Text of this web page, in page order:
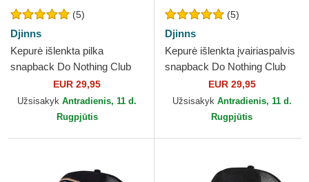
(5)
Djinns
Kepurė išlenkta pilka
snapback Do Nothing Club
HFT DNC New 1.6 Djinns
EUR 29,95
Užsisakyk Antradienis, 11 d.
Rugpjūtis
(5)
Djinns
Kepurė išlenkta įvairiaspalvis
snapback Do Nothing Club
HFT DNC 1.1 Djinns
EUR 29,95
Užsisakyk Antradienis, 11 d.
Rugpjūtis